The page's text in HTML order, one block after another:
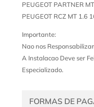
PEUGEOT PARTNER
PEUGEOT RCZ MT 1.6
Importante:
Nao nos
A Instalacao Deve ser
Especializado.
FORMAS DE